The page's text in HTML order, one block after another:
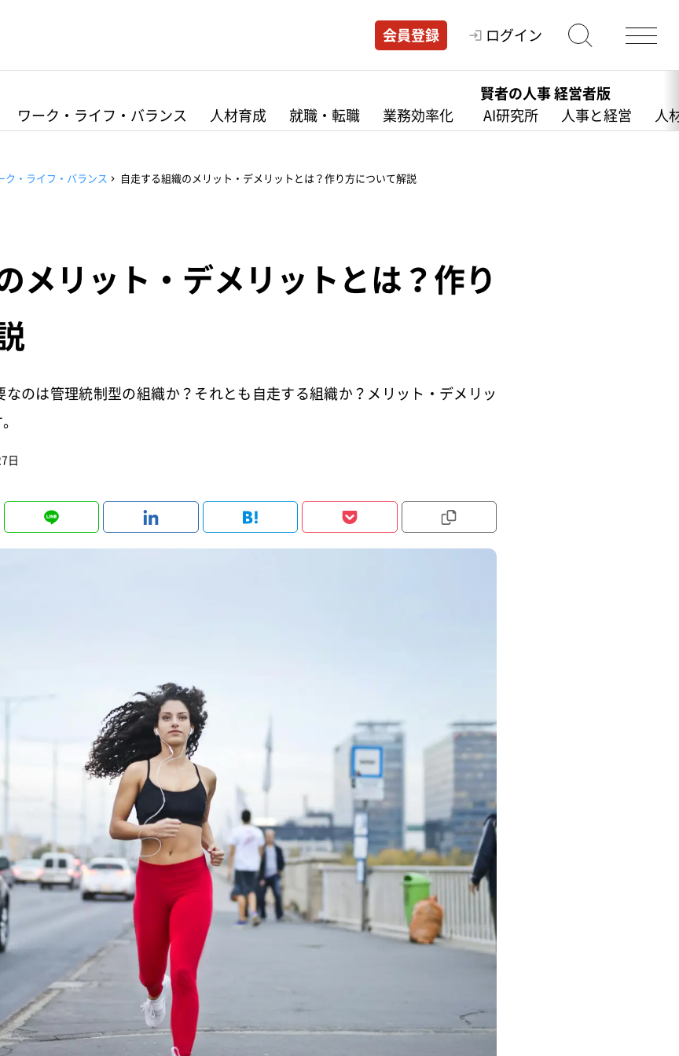
会員登録 ログイン
ワーク・ライフ・バランス 人材育成 就職・転職 業務効率化
賢者の人事 経営者版
AI研究所
人事と経営 人
ク・ライフ・バランス 自走する組織のメリット・デメリットとは？作り方について解説
メリット・デメリットとは？作り
のは管理統制型の組織か？それとも自走する組織か？メリット・デメリッ
日